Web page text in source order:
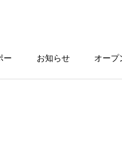
ー お知らせ オープ